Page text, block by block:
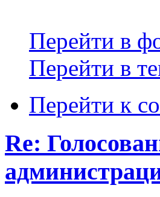
Перейти в
Перейти в
Перейти к
Re: